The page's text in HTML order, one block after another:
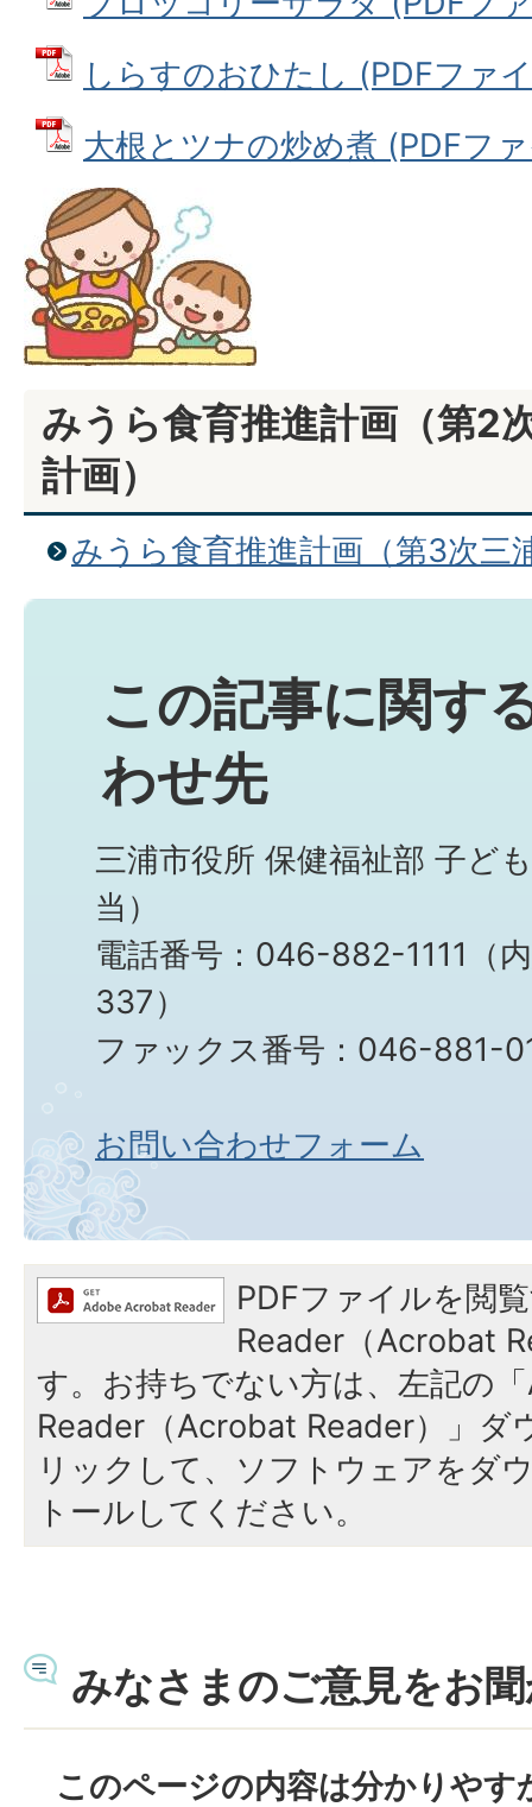
しらすのおひたし (PDFファ
大根とツナの炒め煮 (PDFフ
みうら食育推進計画（第2
計画）
みうら食育推進計画（第3次三
この記事に関す
わせ先
三浦市役所 保健福祉部 子ど
当）
電話番号：046-882-1111（
337）
ファックス番号：046-881-
お問い合わせフォーム
PDFファイルを閲
Reader（Acrobat
す。お持ちでない方は、左記の
Reader（Acrobat Reader）」ダ
リックして、ソフトウェアをダ
トールしてください。
みなさまのご意見をお
このページの内容は分かりやす